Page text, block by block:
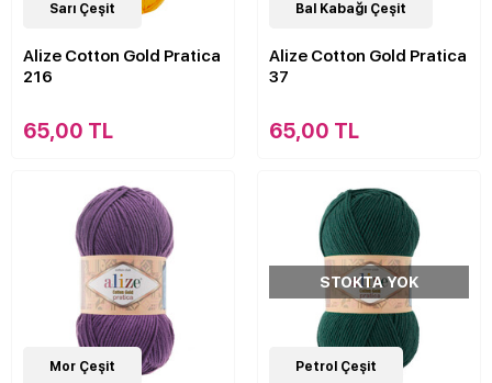
21Çeşit
Sarı Çeşit
Alize Cotton Gold Pratica
216
65,00 TL
21Çeşit
Bal Kabağı Çeşit
Alize Cotton Gold Pratica
37
65,00 TL
21Çeşit
Mor Çeşit 21Çeşit
STOKTA YOK
Petrol Çeşit